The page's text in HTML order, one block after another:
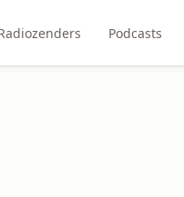
Podcasts